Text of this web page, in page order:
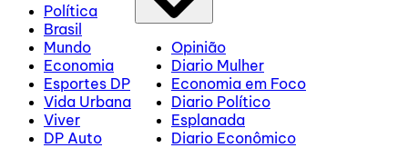
Política
Brasil
Mundo
Economia
Esportes DP
Vida Urbana
Viver
DP Auto
Opinião
Diario Mulher
Economia em Foco
Diario Político
Esplanada
Diario Econômico